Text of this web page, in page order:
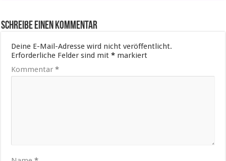
Schreibe einen Kommentar
Deine E-Mail-Adresse wird nicht veröffentlicht.
Erforderliche Felder sind mit* markiert
Kommentar*